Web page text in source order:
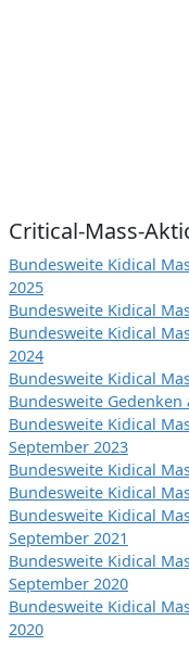
Critical-Mass-
Bundesweite Kidical
2025
Bundesweite Kidical
Bundesweite Kidical
2024
Bundesweite Kidical
Bundesweite
Bundesweite Kidical
September 2023
Bundesweite Kidical
Bundesweite Kidical
Bundesweite Kidical
September 2021
Bundesweite Kidical
September 2020
Bundesweite Kidical
2020